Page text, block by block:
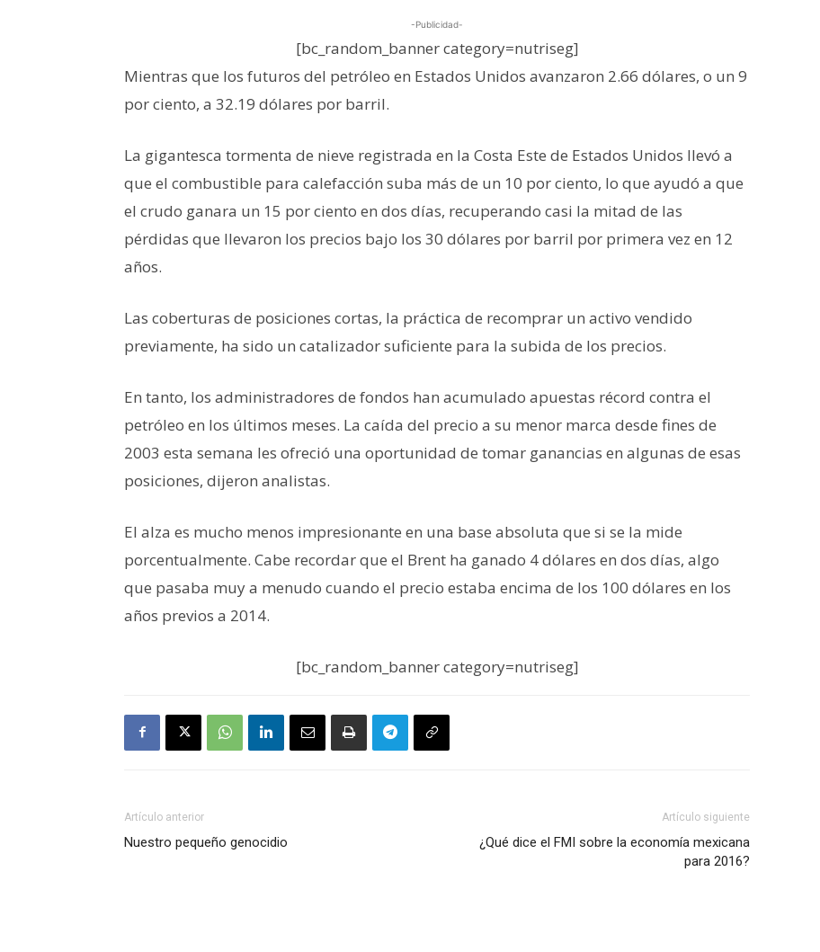
-Publicidad-
[bc_random_banner category=nutriseg]
Mientras que los futuros del petróleo en Estados Unidos avanzaron 2.66 dólares, o un 9
por ciento, a 32.19 dólares por barril.
La gigantesca tormenta de nieve registrada en la Costa Este de Estados Unidos llevó a
que el combustible para calefacción suba más de un 10 por ciento, lo que ayudó a que
el crudo ganara un 15 por ciento en dos días, recuperando casi la mitad de las
pérdidas que llevaron los precios bajo los 30 dólares por barril por primera vez en 12
años.
Las coberturas de posiciones cortas, la práctica de recomprar un activo vendido
previamente, ha sido un catalizador suficiente para la subida de los precios.
En tanto, los administradores de fondos han acumulado apuestas récord contra el
petróleo en los últimos meses. La caída del precio a su menor marca desde fines de
2003 esta semana les ofreció una oportunidad de tomar ganancias en algunas de esas
posiciones, dijeron analistas.
El alza es mucho menos impresionante en una base absoluta que si se la mide
porcentualmente. Cabe recordar que el Brent ha ganado 4 dólares en dos días, algo
que pasaba muy a menudo cuando el precio estaba encima de los 100 dólares en los
años previos a 2014.
[bc_random_banner category=nutriseg]
Artículo anterior
Nuestro pequeño genocidio
Artículo siguiente
¿Qué dice el FMI sobre la economía mexicana
para 2016?